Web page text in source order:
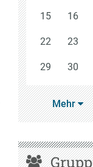
15 16
22 23
29 30
Mehr